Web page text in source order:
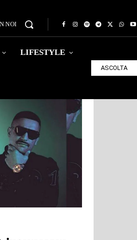
NOI
LIFESTYLE
ASCOLTA